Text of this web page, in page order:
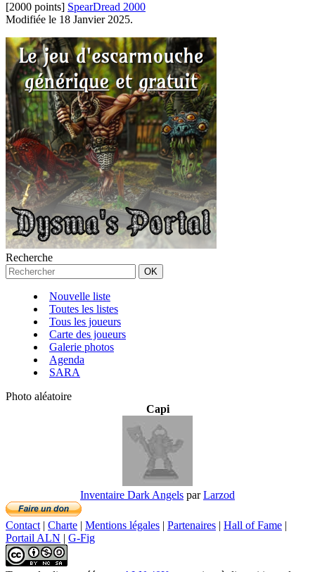
[2000 points] SpearDread 2000
Modifiée le 18 Janvier 2025.
Recherche
Nouvelle liste
Toutes les listes
Tous les joueurs
Carte des joueurs
Galerie photos
Agenda
SARA
Photo aléatoire
Capi
Inventaire Dark Angels parLarzod
Contact | Charte | Mentions légales | Partenaires | Hall of Fame |
Portail ALN | G-Fig